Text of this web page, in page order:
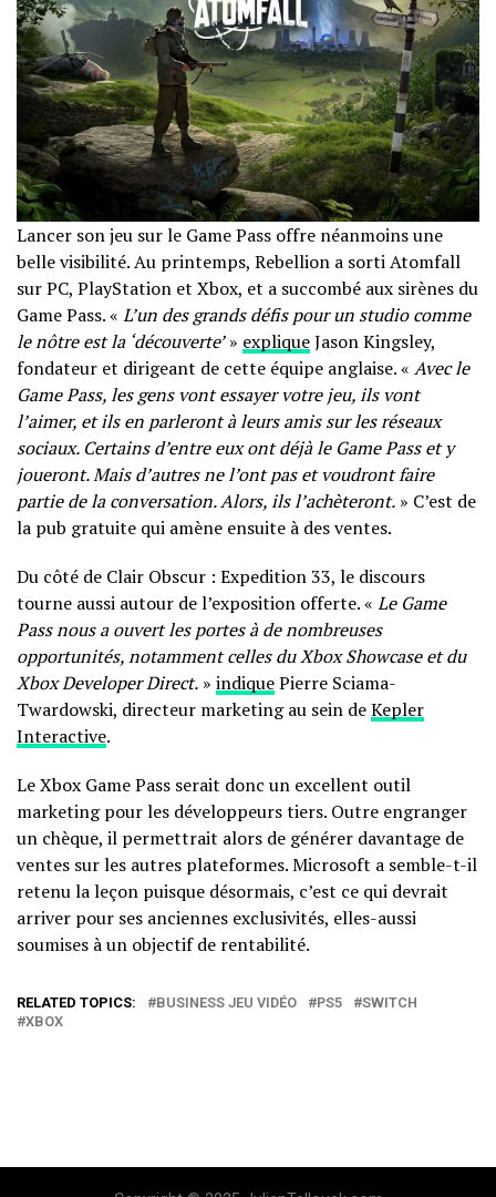
Lancer son jeu sur le Game Pass offre néanmoins une
belle visibilité. Au printemps, Rebellion a sorti Atomfall
sur PC, PlayStation et Xbox, et a succombé aux sirènes du
Game Pass. « L’un des grands défis pour un studio comme
le nôtre est la ‘découverte’» expliqueJason Kingsley,
fondateur et dirigeant de cette équipe anglaise. « Avec le
Game Pass, les gens vont essayer votre jeu, ils vont
l’aimer, et ils en parleront à leurs amis sur les réseaux
sociaux. Certains d’entre eux ont déjà le Game Pass et y
joueront. Mais d’autres ne l’ont pas et voudront faire
partie de la conversation. Alors, ils l’achèteront. » C’est de
la pub gratuite qui amène ensuite à des ventes.
Du côté de Clair Obscur : Expedition 33, le discours
tourne aussi autour de l’exposition offerte. « Le Game
Pass nous a ouvert les portes à de nombreuses
opportunités, notamment celles du Xbox Showcase et du
Xbox Developer Direct. » indiquePierre Sciama-
Twardowski, directeur marketing au sein deKepler
Interactive.
Le Xbox Game Pass serait donc un excellent outil
marketing pour les développeurs tiers. Outre engranger
un chèque, il permettrait alors de générer davantage de
ventes sur les autres plateformes. Microsoft a semble-t-il
retenu la leçon puisque désormais, c’est ce qui devrait
arriver pour ses anciennes exclusivités, elles-aussi
soumises à un objectif de rentabilité.
RELATED TOPICS: BUSINESS JEU VIDÉO PS5
SWITCH
XBOX